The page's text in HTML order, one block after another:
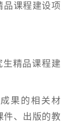
品课程建设项
精品课程建
果的相关材
件、出版的教